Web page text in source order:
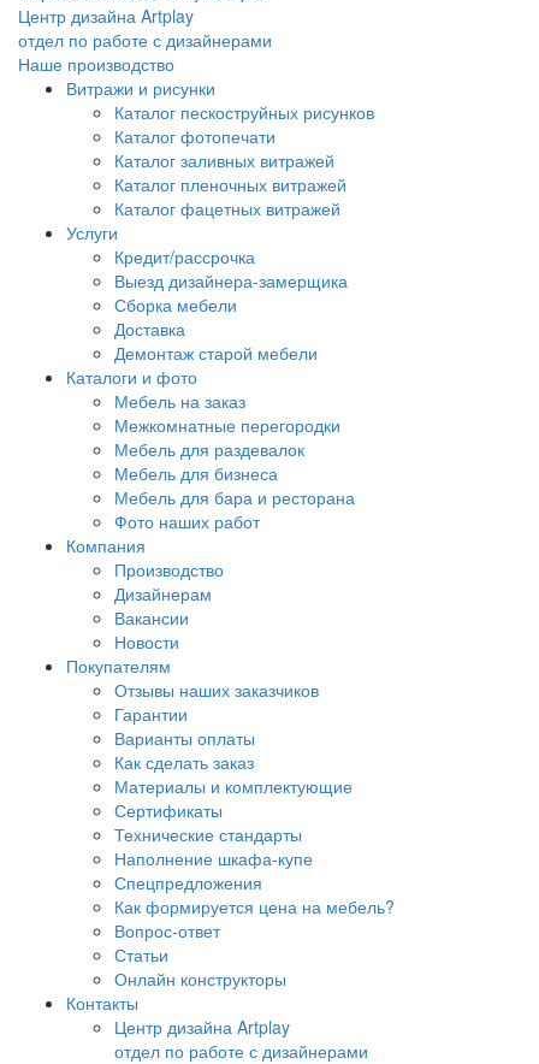
Центр дизайна Artplay
отдел по работе с дизайнерами
Наше производство
Витражи и рисунки
Каталог пескоструйных рисунков
Каталог фотопечати
Каталог заливных витражей
Каталог пленочных витражей
Каталог фацетных витражей
Услуги
Кредит/рассрочка
Выезд дизайнера-замерщика
Сборка мебели
Доставка
Демонтаж старой мебели
Каталоги и фото
Мебель на заказ
Межкомнатные перегородки
Мебель для раздевалок
Мебель для бизнеса
Мебель для бара и ресторана
Фото наших работ
Компания
Производство
Дизайнерам
Вакансии
Новости
Покупателям
Отзывы наших заказчиков
Гарантии
Варианты оплаты
Как сделать заказ
Материалы и комплектующие
Сертификаты
Технические стандарты
Наполнение шкафа-купе
Спецпредложения
Как формируется цена на мебель?
Вопрос-ответ
Статьи
Онлайн конструкторы
Контакты
Центр дизайна Artplay
отдел по работе с дизайнерами